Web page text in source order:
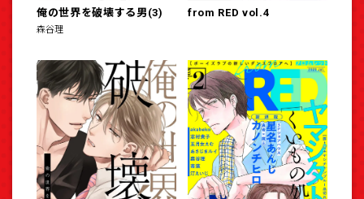
俺の世界を破壊する男(3)
森谷理
from RED vol.4